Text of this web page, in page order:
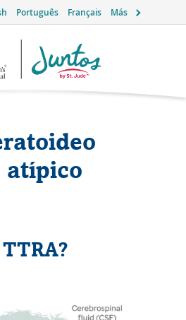
Português Français Más
Logotipo
atípico